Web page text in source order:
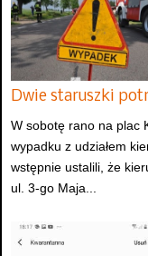
Dwie staruszki
W sobotę rano na plac
wypadku z udziałem
wstępnie ustalili, że
ul. 3-go Maja...